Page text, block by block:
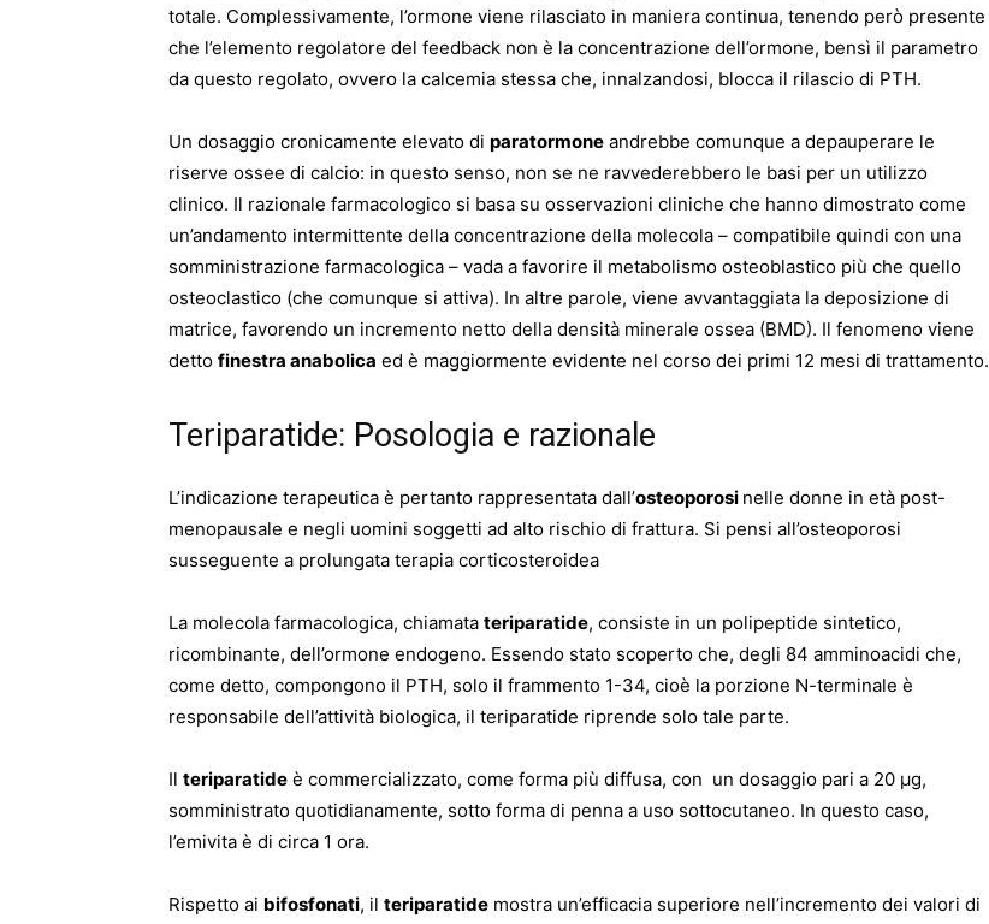
totale. Complessivamente, l’ormone viene rilasciato in maniera continua, tenendo però presente
che l’elemento regolatore del feedback non è la concentrazione dell’ormone, bensì il parametro
da questo regolato, ovvero la calcemia stessa che, innalzandosi, blocca il rilascio di PTH.
Un dosaggio cronicamente elevato di paratormone andrebbe comunque a depauperare le
riserve ossee di calcio: in questo senso, non se ne ravvederebbero le basi per un utilizzo
clinico. Il razionale farmacologico si basa su osservazioni cliniche che hanno dimostrato come
un’andamento intermittente della concentrazione della molecola – compatibile quindi con una
somministrazione farmacologica – vada a favorire il metabolismo osteoblastico più che quello
osteoclastico (che comunque si attiva). In altre parole, viene avvantaggiata la deposizione di
matrice, favorendo un incremento netto della densità minerale ossea (BMD). Il fenomeno viene
detto finestra anabolica ed è maggiormente evidente nel corso dei primi 12 mesi di trattamento.
Teriparatide: Posologia e razionale
L’indicazione terapeutica è pertanto rappresentata dall’osteoporosi nelle donne in età post-
menopausale e negli uomini soggetti ad alto rischio di frattura. Si pensi all’osteoporosi
susseguente a prolungata terapia corticosteroidea
La molecola farmacologica, chiamata teriparatide, consiste in un polipeptide sintetico,
ricombinante, dell’ormone endogeno. Essendo stato scoperto che, degli 84 amminoacidi che,
come detto, compongono il PTH, solo il frammento 1-34, cioè la porzione N-terminale è
responsabile dell’attività biologica, il teriparatide riprende solo tale parte.
Il teriparatide è commercializzato, come forma più diffusa, con un dosaggio pari a 20 μg,
somministrato quotidianamente, sotto forma di penna a uso sottocutaneo. In questo caso,
l’emivita è di circa 1 ora.
Rispetto ai bifosfonati, il teriparatide mostra un’efficacia superiore nell’incremento dei valori di